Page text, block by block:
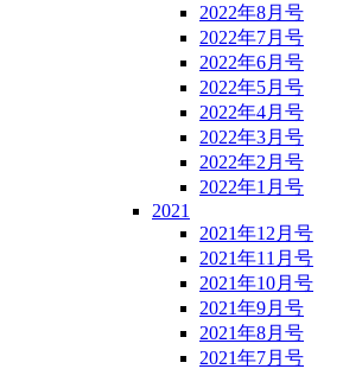
2022年8月号
2022年7月号
2022年6月号
2022年5月号
2022年4月号
2022年3月号
2022年2月号
2022年1月号
2021
2021年12月号
2021年11月号
2021年10月号
2021年9月号
2021年8月号
2021年7月号